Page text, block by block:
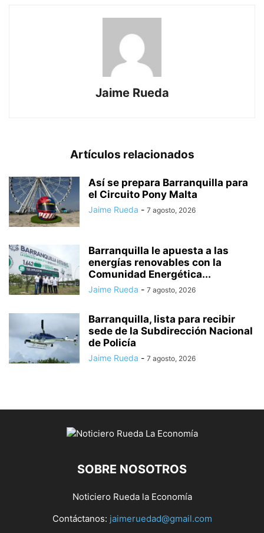
Jaime Rueda
Artículos relacionados
Así se prepara Barranquilla para
el Circuito Pony Malta
Jaime Rueda - 7 agosto, 2026
Barranquilla le apuesta a las
energías renovables con la
Comunidad Energética...
Jaime Rueda - 7 agosto, 2026
Barranquilla, lista para recibir
sede de la Subdirección Nacional
de Policía
Jaime Rueda - 7 agosto, 2026
SOBRE NOSOTROS
Noticiero Rueda la Economía
Contáctanos: jaimeruedad@gmail.com